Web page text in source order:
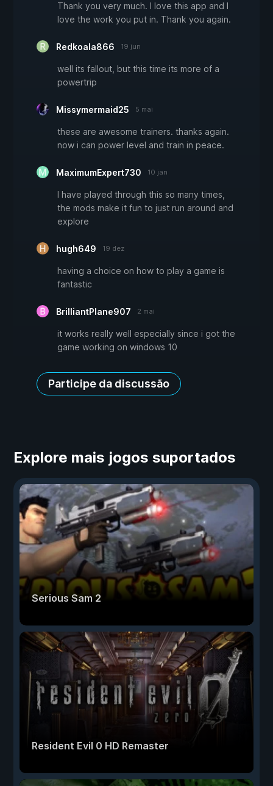
Thank you very much. I love this app and I
love the work you put in. Thank you again.
Redkoala866 19 jun
well its fallout, but this time its more of a
powertrip
Missymermaid25 5 mai
these are awesome trainers. thanks again.
now i can power level and train in peace.
MaximumExpert730 10 jan
I have played through this so many times,
the mods make it fun to just run around and
explore
hugh649 19 dez
having a choice on how to play a game is
fantastic
BrilliantPlane907 2 mai
it works really well especially since i got the
game working on windows 10
Participe da discussão
Explore mais jogos suportados
Serious Sam 2
Resident Evil 0 HD Remaster